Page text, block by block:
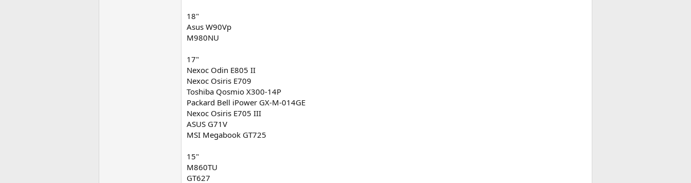
18"
Asus W90Vp
M980NU
17"
Nexoc Odin E805 II
Nexoc Osiris E709
Toshiba Qosmio X300-14P
Packard Bell iPower GX-M-014GE
Nexoc Osiris E705 III
ASUS G71V
MSI Megabook GT725
15"
M860TU
GT627